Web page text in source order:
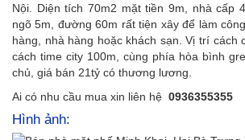
Nội. Diện tích 70m2 mặt tiền 9m, nhà cấp
ngõ 5m, đường 60m rất tiện xây để làm
hàng, nhà hàng hoặc khách sạn. Vị trí cách
cách time city 100m, cùng phía hòa bình
chủ, giá bán 21tỷ có thương lương.
Ai có nhu cầu mua xin liên hệ 0936355355
Hình ảnh: